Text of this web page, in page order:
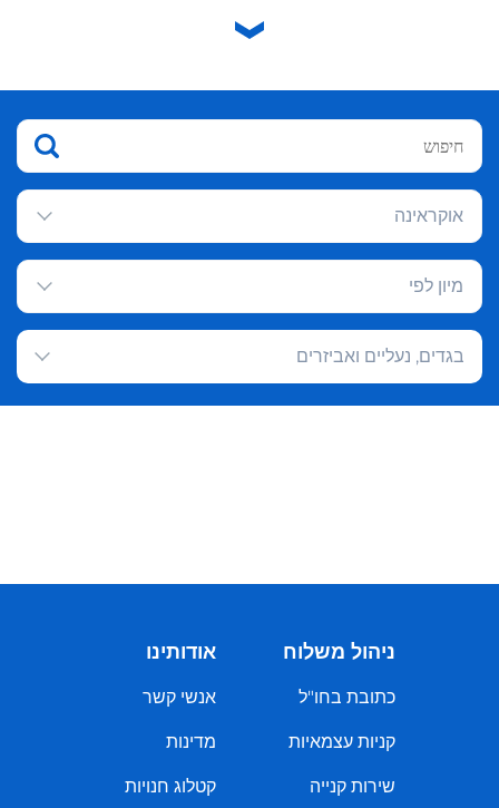
אוקראינה
מיון לפי
בגדים, נעליים ואביזרים
ניהול משלוח
כתובת בחו"ל
קניות עצמאיות
שירות קנייה
אודותינו
אנשי קשר
מדינות
קטלוג חנויות